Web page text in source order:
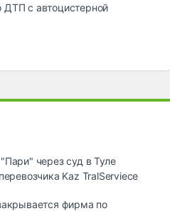
ДТП с автоцистерной
через суд в Туле
Kaz TralServiece
фирма по